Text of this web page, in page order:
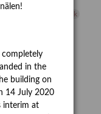
Lehmbruck
Neue Remise
Pohlhof
Wolf-Rehfeld
Sonderausstellung
completely
in the
building on
14 July 2020
interim at